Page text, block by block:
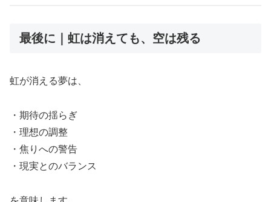
最後に｜虹は消えても、空は残る
虹が消える夢は、
・期待の揺らぎ
・理想の調整
・焦りへの警告
・現実とのバランス